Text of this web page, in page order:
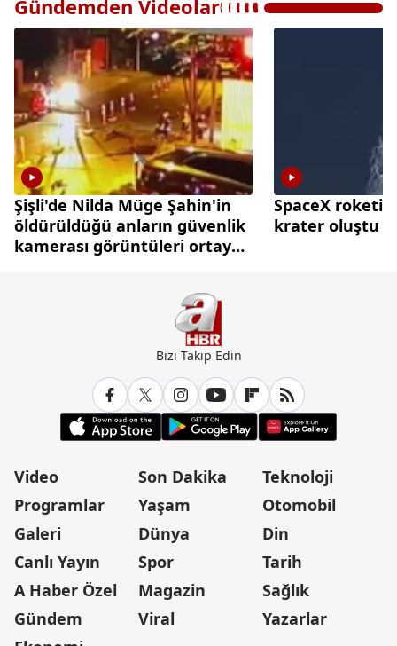
Gündemden Videolar
Şişli'de Nilda Müge Şahin'in
öldürüldüğü anların güvenlik
kamerası görüntüleri ortaya
SpaceX roketi
krater oluştu
Bizi Takip Edin
Video
Programlar
Galeri
Canlı Yayın
A Haber Özel
Gündem
Son Dakika
Yaşam
Dünya
Spor
Magazin
Viral
Teknoloji
Otomobil
Din
Tarih
Sağlık
Yazarlar